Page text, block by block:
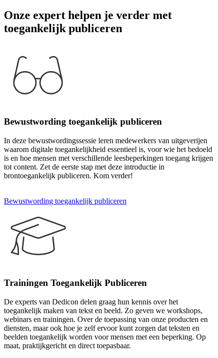
Onze expert helpen je verder met
toegankelijk publiceren
Bewustwording toegankelijk publiceren
In deze bewustwordingssessie leren medewerkers van uitgeverijen
waarom digitale toegankelijkheid essentieel is, voor wie het bedoeld
is en hoe mensen met verschillende leesbeperkingen toegang krijgen
tot content. Zet de eerste stap met deze introductie in
brontoegankelijk publiceren. Kom verder!
Bewustwording toegankelijk publiceren
Trainingen Toegankelijk Publiceren
De experts van Dedicon delen graag hun kennis over het
toegankelijk maken van tekst en beeld. Zo geven we workshops,
webinars en trainingen. Over de toepassing van onze producten en
diensten, maar ook hoe je zelf ervoor kunt zorgen dat teksten en
beelden toegankelijk worden voor mensen met een beperking. Op
maat, praktijkgericht en direct toepasbaar.